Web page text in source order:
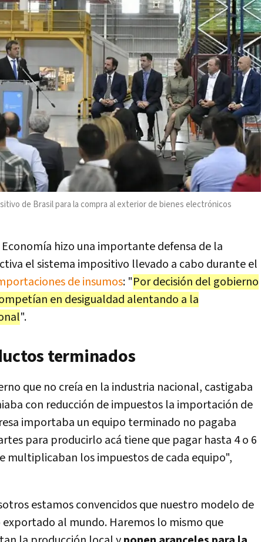
de Brasil para la compra al exterior de bienes electrónicos
hizo una importante defensa de la
el sistema impositivo llevado a cabo durante el
de insumos: "Por decisión del gobierno
en desigualdad alentando a la
".
terminados
que no creía en la industria nacional, castigaba
con reducción de impuestos la importación de
importaba un equipo terminado no pagaba
para producirlo acá tiene que pagar hasta 4 o 6
multiplicaban los impuestos de cada equipo",
estamos convencidos que nuestro modelo de
al mundo. Haremos lo mismo que